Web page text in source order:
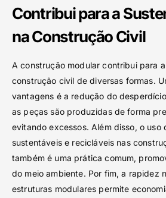
Contribui para a
na Construção Civil
A construção modular contribui para
construção civil de diversas formas.
vantagens é a redução do
as peças são produzidas de forma
evitando excessos. Além disso, o uso
sustentáveis e recicláveis nas
também é uma prática comum,
do meio ambiente. Por fim, a rapidez
estruturas modulares permite